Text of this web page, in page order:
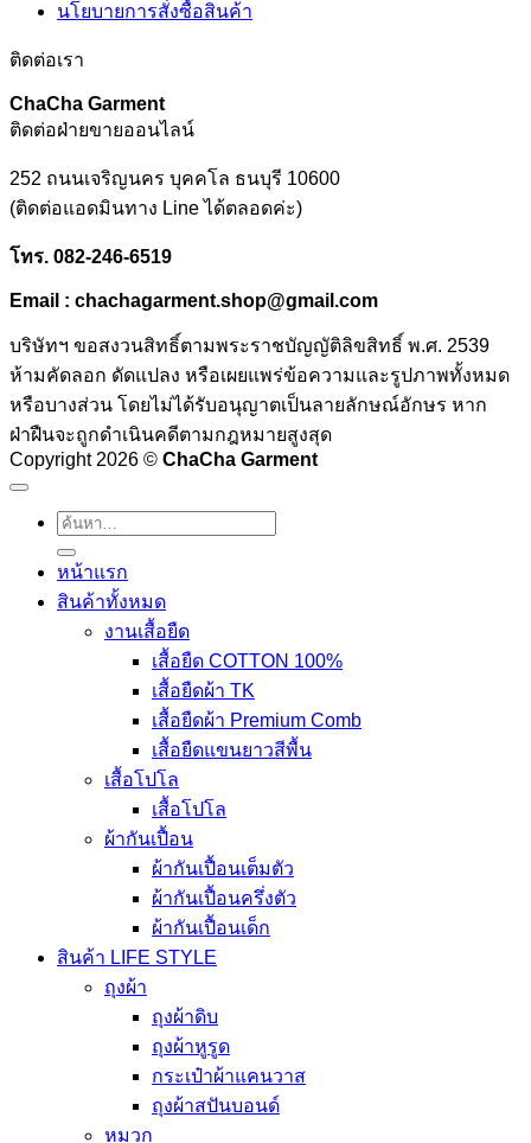
นโยบายการสั่งซื้อสินค้า
ติดต่อเรา
ChaCha Garment
ติดต่อฝ่ายขายออนไลน์
252 ถนนเจริญนคร บุคคโล ธนบุรี 10600
(ติดต่อแอดมินทาง Line ได้ตลอดค่ะ)
โทร. 082-246-6519
Email : chachagarment.shop@gmail.com
บริษัทฯ ขอสงวนสิทธิ์ตามพระราชบัญญัติลิขสิทธิ์ พ.ศ. 2539
ห้ามคัดลอก ดัดแปลง หรือเผยแพร่ข้อความและรูปภาพทั้งหมด
หรือบางส่วน โดยไม่ได้รับอนุญาตเป็นลายลักษณ์อักษร หาก
ฝ่าฝืนจะถูกดำเนินคดีตามกฎหมายสูงสุด
Copyright 2026 © ChaCha Garment
ค้นหา:
หน้าแรก
สินค้าทั้งหมด
งานเสื้อยืด
เสื้อยืด COTTON 100%
เสื้อยืดผ้า TK
เสื้อยืดผ้า Premium Comb
เสื้อยืดแขนยาวสีพื้น
เสื้อโปโล
เสื้อโปโล
ผ้ากันเปื้อน
ผ้ากันเปื้อนเต็มตัว
ผ้ากันเปื้อนครึ่งตัว
ผ้ากันเปื้อนเด็ก
สินค้า LIFE STYLE
ถุงผ้า
ถุงผ้าดิบ
ถุงผ้าหูรูด
กระเป๋าผ้าแคนวาส
ถุงผ้าสปันบอนด์
หมวก